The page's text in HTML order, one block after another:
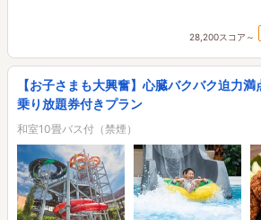
28,200スコア～
【お子さまも大興奮】心臓バクバク迫力
乗り放題券付きプラン
和室10畳バス付（禁煙）